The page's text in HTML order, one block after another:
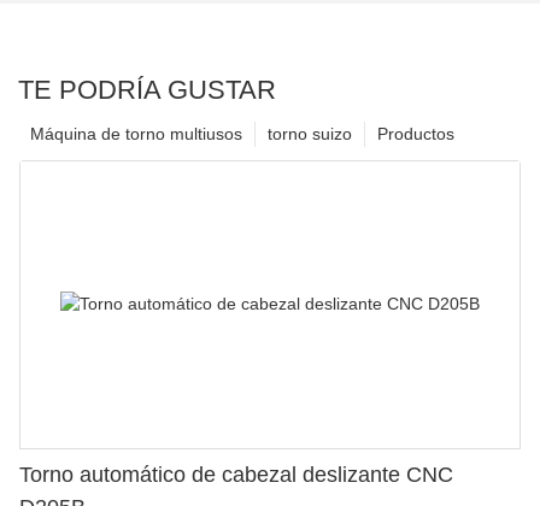
TE PODRÍA GUSTAR
Productos
torno suizo
Máquina de torno multiusos
Torno automático de cabezal deslizante CNC